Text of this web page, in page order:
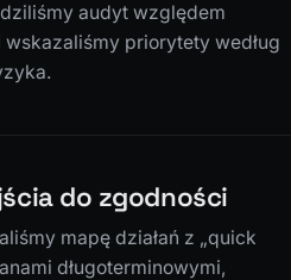
audyt względem
wskazaliśmy priorytety według
do zgodności
mapę działań z „quick
długoterminowymi,